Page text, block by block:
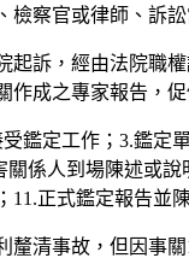
察官或律師、訴
訴，經由法院職
成之專家報告，
鑑定工作；3.鑑
係人到場陳述或
正式鑑定報告並
清事故，但因事